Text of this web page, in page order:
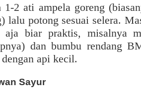
1-2 ati ampela goreng
lalu potong sesuai selera.
aja biar praktis, misalnya
dan bumbu rendang
api kecil.
Sayur